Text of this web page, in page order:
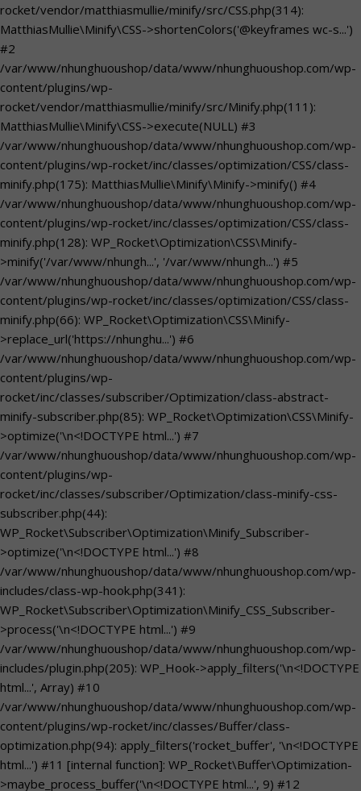
rocket/vendor/matthiasmullie/minify/src/CSS.php(314):
MatthiasMullie\Minify\CSS->shortenColors('@keyframes wc-s...')
#2
/var/www/nhunghuoushop/data/www/nhunghuoushop.com/wp-
content/plugins/wp-
rocket/vendor/matthiasmullie/minify/src/Minify.php(111):
MatthiasMullie\Minify\CSS->execute(NULL) #3
/var/www/nhunghuoushop/data/www/nhunghuoushop.com/wp-
content/plugins/wp-rocket/inc/classes/optimization/CSS/class-
minify.php(175): MatthiasMullie\Minify\Minify->minify() #4
/var/www/nhunghuoushop/data/www/nhunghuoushop.com/wp-
content/plugins/wp-rocket/inc/classes/optimization/CSS/class-
minify.php(128): WP_Rocket\Optimization\CSS\Minify-
>minify('/var/www/nhungh...', '/var/www/nhungh...') #5
/var/www/nhunghuoushop/data/www/nhunghuoushop.com/wp-
content/plugins/wp-rocket/inc/classes/optimization/CSS/class-
minify.php(66): WP_Rocket\Optimization\CSS\Minify-
>replace_url('https://nhunghu...') #6
/var/www/nhunghuoushop/data/www/nhunghuoushop.com/wp-
content/plugins/wp-
rocket/inc/classes/subscriber/Optimization/class-abstract-
minify-subscriber.php(85): WP_Rocket\Optimization\CSS\Minify-
>optimize('\n<!DOCTYPE html...') #7
/var/www/nhunghuoushop/data/www/nhunghuoushop.com/wp-
content/plugins/wp-
rocket/inc/classes/subscriber/Optimization/class-minify-css-
subscriber.php(44):
WP_Rocket\Subscriber\Optimization\Minify_Subscriber-
>optimize('\n<!DOCTYPE html...') #8
/var/www/nhunghuoushop/data/www/nhunghuoushop.com/wp-
includes/class-wp-hook.php(341):
WP_Rocket\Subscriber\Optimization\Minify_CSS_Subscriber-
>process('\n<!DOCTYPE html...') #9
/var/www/nhunghuoushop/data/www/nhunghuoushop.com/wp-
includes/plugin.php(205): WP_Hook->apply_filters('\n<!DOCTYPE
html...', Array) #10
/var/www/nhunghuoushop/data/www/nhunghuoushop.com/wp-
content/plugins/wp-rocket/inc/classes/Buffer/class-
optimization.php(94): apply_filters('rocket_buffer', '\n<!DOCTYPE
html...') #11 [internal function]: WP_Rocket\Buffer\Optimization-
>maybe_process_buffer('\n<!DOCTYPE html...', 9) #12